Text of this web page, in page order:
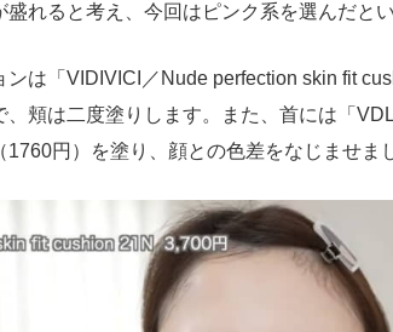
れると考え、今回はピンク系を選んだとい
は「VIDIVICI／Nude perfection skin fit
、頬は二度塗りします。また、首には「
1760円）を塗り、顔との色差をなじませま